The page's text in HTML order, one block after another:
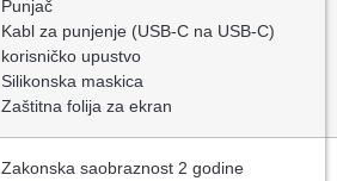
Punjač
Kabl za punjenje (USB-C na USB-C)
korisničko upustvo
Silikonska maskica
Zaštitna folija za ekran
Zakonska saobraznost 2 godine